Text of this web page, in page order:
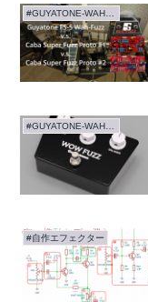
#GUYATONE-WAH-FUZZ-FS-5
#GUYATONE-WAH-FUZZ-FS-5
#自作エフェクター